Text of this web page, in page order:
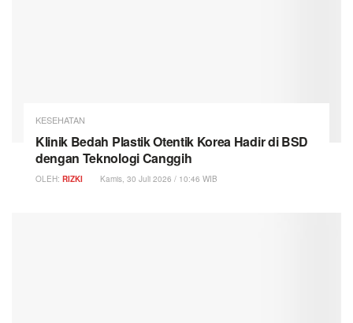
KESEHATAN
Klinik Bedah Plastik Otentik Korea Hadir di BSD
dengan Teknologi Canggih
OLEH: RIZKI Kamis, 30 Juli 2026 / 10:46 WIB